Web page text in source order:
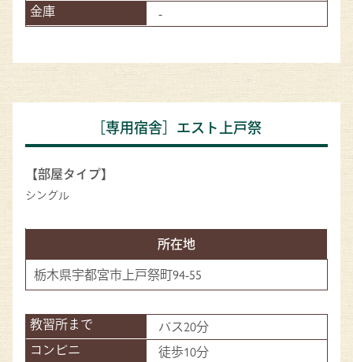
-
［専用宿舎］エスト上戸祭
【部屋タイプ】
シングル
所在地
栃木県宇都宮市上戸祭町94-55
バス20分
徒歩10分